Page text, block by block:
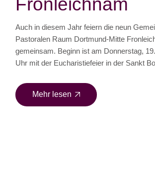
Fronleichnam
Auch in diesem Jahr feiern die neun
Pastoralen Raum Dortmund-Mitte
gemeinsam. Beginn ist am Donnerstag,
Uhr mit der Eucharistiefeier in der Sankt
Mehr lesen